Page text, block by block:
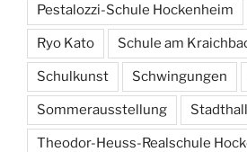
Pestalozzi-Schule Hockenheim
Ryo Kato Schule am
Schulkunst Schwingungen
Sommerausstellung
Theodor-Heuss-Realschule